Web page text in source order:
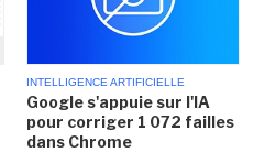
INTELLIGENCE ARTIFICIELLE
Google s'appuie sur l'IA
pour corriger 1 072 failles
dans Chrome